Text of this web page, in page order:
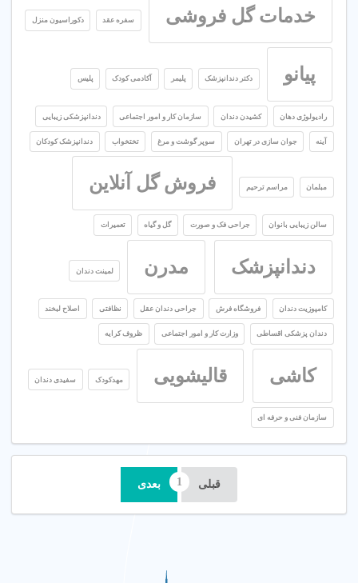
خدمات گل فروشی سفره عقد دکوراسیون منزل
پیانو دکتر دندانپزشک پلیمر آکادمی کودک پلیس
رادیولوژی دهان کشیدن دندان سازمان کار و امور اجتماعی دندانپزشکی زیبایی
آینه جوان سازی در تهران سوپر گوشت و مرغ تختخواب دندانپزشک کودکان
مبلمان مراسم ترحیم فروش گل آنلاین
سالن زیبایی بانوان جراحی فک و صورت گل و گیاه تعمیرات
دندانپزشک مدرن لمینت دندان
کامپوزیت دندان فروشگاه فرش جراحی دندان عقل نظافتی اصلاح لبخند
دندان پزشکی اقساطی وزارت کار و امور اجتماعی ظروف کرایه
کاشی قالیشویی مهدکودک سفیدی دندان
سازمان فنی و حرفه ای
قبلی بعدی